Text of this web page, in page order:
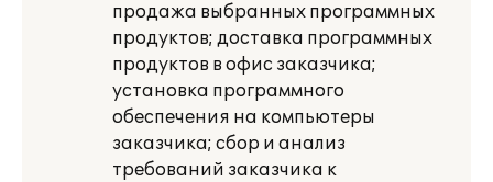
продажа выбранных программных
продуктов; доставка программных
продуктов в офис заказчика;
установка программного
обеспечения на компьютеры
заказчика; сбор и анализ
требований заказчика к